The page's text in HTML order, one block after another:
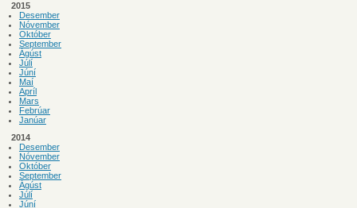
2015
Desember
Nóvember
Október
September
Ágúst
Júlí
Júní
Maí
Apríl
Mars
Febrúar
Janúar
2014
Desember
Nóvember
Október
September
Ágúst
Júlí
Júní